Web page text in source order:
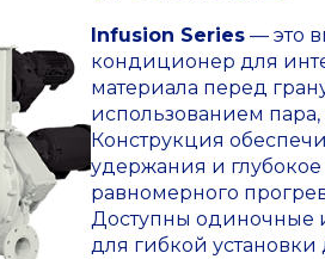
Infusion Series — это
кондиционер для
материала перед
использованием
Конструкция
удержания и
равномерного
Доступны одиночные
для гибкой установки